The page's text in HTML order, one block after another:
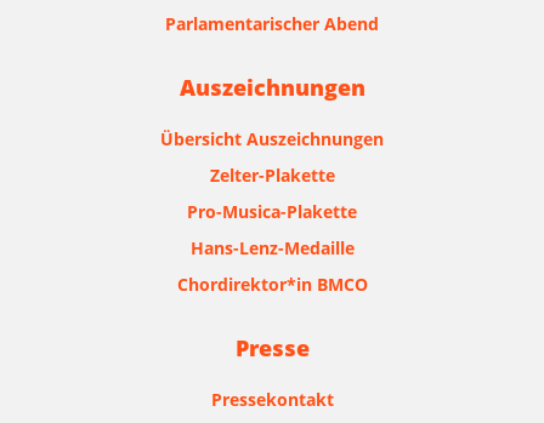
Parlamentarischer Abend
Auszeichnungen
Übersicht Auszeichnungen
Zelter-Plakette
Pro-Musica-Plakette
Hans-Lenz-Medaille
Chordirektor*in BMCO
Presse
Pressekontakt